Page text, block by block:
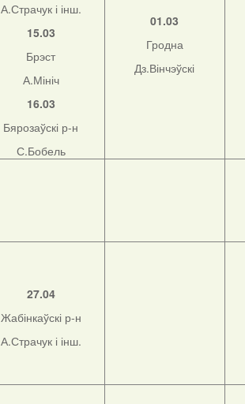
А.Страчук і інш.
15.03
Брэст
А.Мініч
16.03
Бярозаўскі р-н
С.Бобель
01.03
Гродна
Дз.Вінчэўскі
27.04
Жабінкаўскі р-н
А.Страчук і інш.